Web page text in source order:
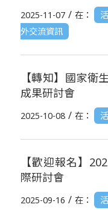
2025-11-07 / 在：
外交流資訊
【轉知】國家衛
成果研討會
2025-10-08 / 在：
【歡迎報名】
際研討會
2025-09-16 / 在：